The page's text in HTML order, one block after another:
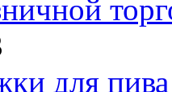
для